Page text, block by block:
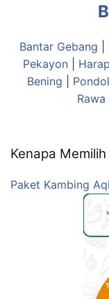
Bantar Gebang
Pekayon|
Bening
Kenapa
Paket Kambing